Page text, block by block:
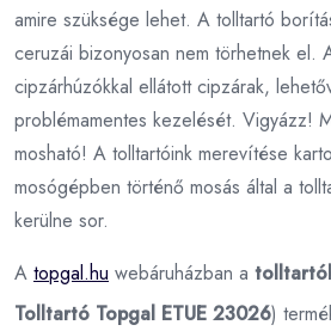
amire szüksége lehet. A tolltartó
ceruzái bizonyosan nem törhetnek el.
cipzárhúzókkal ellátott cipzárak,
problémamentes kezelését. Vigyázz!
mosható! A tolltartóink merevítése
mosógépben történő mosás által a
kerülne sor.
A topgal.hu webáruházban a
Tolltartó Topgal ETUE 23026)